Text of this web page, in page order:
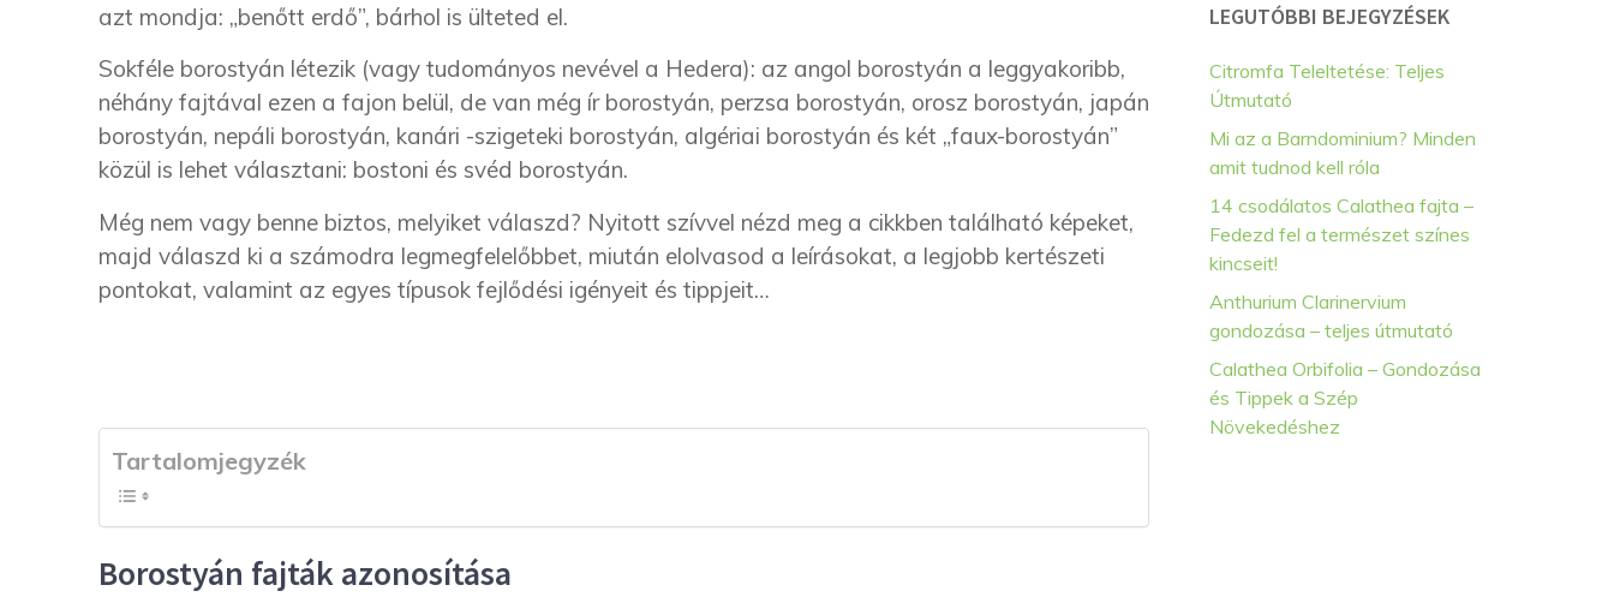
azt mondja: „benőtt erdő”, bárhol is ülteted el.
Sokféle borostyán létezik (vagy tudományos nevével a Hedera): az angol borostyán a leggyakoribb,
néhány fajtával ezen a fajon belül, de van még ír borostyán, perzsa borostyán, orosz borostyán, japán
borostyán, nepáli borostyán, kanári -szigeteki borostyán, algériai borostyán és két „faux-borostyán”
közül is lehet választani: bostoni és svéd borostyán.
Még nem vagy benne biztos, melyiket válaszd? Nyitott szívvel nézd meg a cikkben található képeket,
majd válaszd ki a számodra legmegfelelőbbet, miután elolvasod a leírásokat, a legjobb kertészeti
pontokat, valamint az egyes típusok fejlődési igényeit és tippjeit…
Tartalomjegyzék
Borostyán fajták azonosítása
LEGUTÓBBI BEJEGYZÉSEK
Citromfa Teleltetése: Teljes
Útmutató
Mi az a Barndominium? Minden
amit tudnod kell róla
14 csodálatos Calathea fajta –
Fedezd fel a természet színes
kincseit!
Anthurium Clarinervium
gondozása – teljes útmutató
Calathea Orbifolia – Gondozása
és Tippek a Szép
Növekedéshez